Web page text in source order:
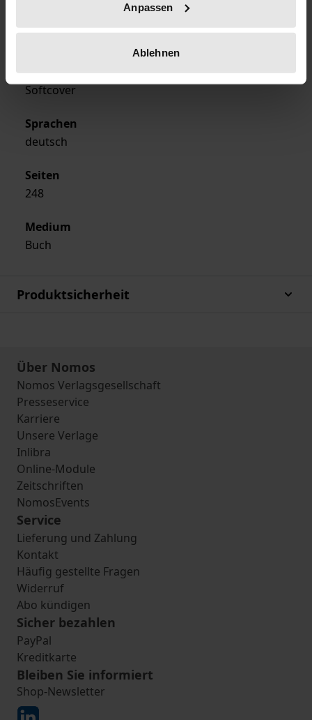
Anpassen
Ablehnen
Ausgabeart
Softcover
Sprachen
deutsch
Seiten
248
Medium
Buch
Produktsicherheit
Über Nomos
Nomos Verlagsgesellschaft
Presseservice
Karriere
Unsere Verlage
Inlibra
Online-Module
Zeitschriften
NomosEvents
Service
Lieferung und Zahlung
Kontakt
Häufig gestellte Fragen
Widerruf
Abo kündigen
Sicher bezahlen
PayPal
Kreditkarte
Bleiben Sie informiert
Shop-Newsletter